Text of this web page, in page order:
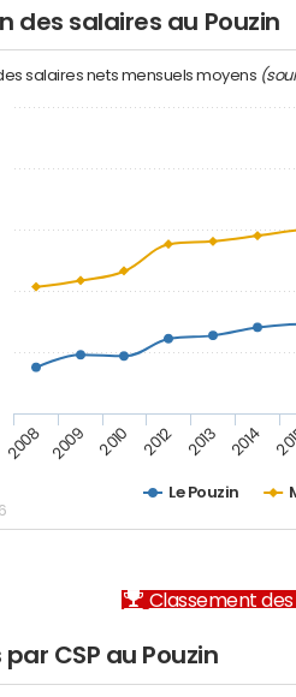
des salaires au Pouzin
salaires nets mensuels moyens
Le Pouzin
2008 2009 2010 2012 2013 2014
Classement
CSP au Pouzin